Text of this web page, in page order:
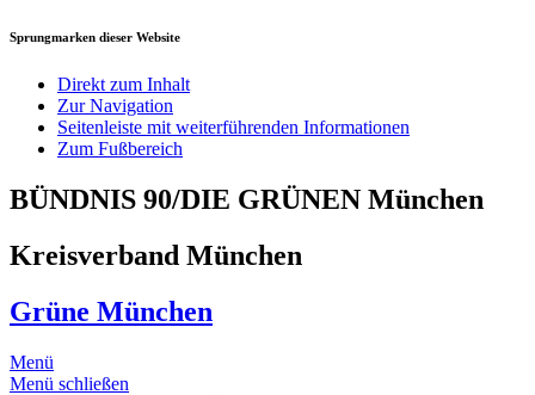
Sprungmarken dieser Website
Direkt zum Inhalt
Zur Navigation
Seitenleiste mit weiterführenden Informationen
Zum Fußbereich
BÜNDNIS 90/DIE GRÜNEN München
Kreisverband München
Grüne München
Menü
Menü schließen